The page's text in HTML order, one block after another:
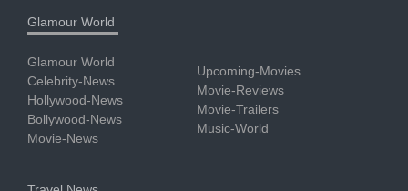
Glamour World
Glamour World
Celebrity-News
Hollywood-News
Bollywood-News
Movie-News
Upcoming-Movies
Movie-Reviews
Movie-Trailers
Music-World